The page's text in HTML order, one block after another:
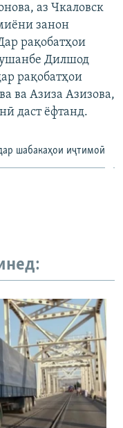
аз Чкаловск
занон
рақобатҳои
Дилшод
рақобатҳои
ва Азиза Азизова,
даст ёфтанд.
шабакаҳои иҷтимоӣ